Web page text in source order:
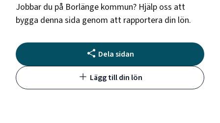
Jobbar du på Borlänge kommun? Hjälp oss att
bygga denna sida genom att rapportera din lön.
Dela sidan
Lägg till din lön